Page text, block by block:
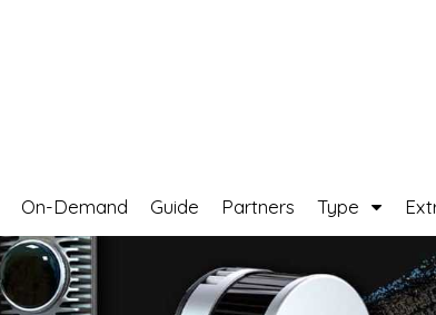
On-Demand Guide Partners Type